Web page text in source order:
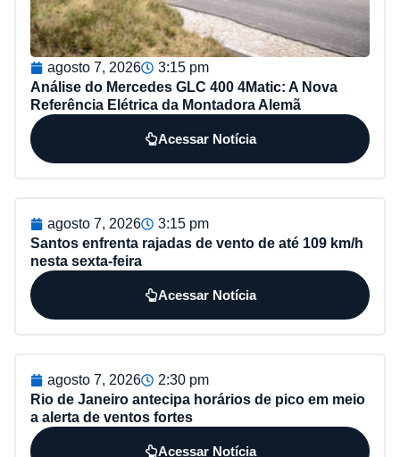
agosto 7, 2026
3:15 pm
Análise do Mercedes GLC 400 4Matic: A Nova
Referência Elétrica da Montadora Alemã
Acessar Notícia
agosto 7, 2026
3:15 pm
Santos enfrenta rajadas de vento de até 109 km/h
nesta sexta-feira
Acessar Notícia
agosto 7, 2026
2:30 pm
Rio de Janeiro antecipa horários de pico em meio
a alerta de ventos fortes
Acessar Notícia